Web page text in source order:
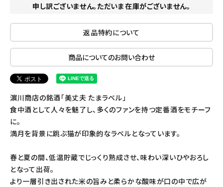
申し訳ございません。ただいま在庫がございません。
返品特約について
商品についてのお問い合わせ
濵川商店の銘酒「美丈夫 たまラベル」
食中酒として人々を魅了し、多くのファンを持つ定番酒をモチーフ
に。
満月を背景に跳ぶ猫が印象的なラベルとなっています。
春と夏の間、低温貯蔵でじっくり熟成させ、味わい深いひやおろし
となって出荷。
より一層引き出された米の旨みと柔らかな酸味が口の中で広が